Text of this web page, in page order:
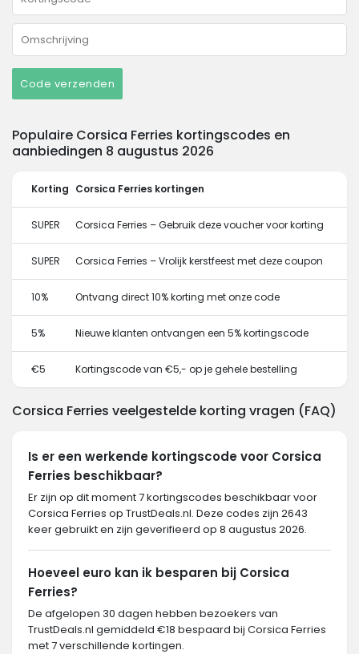
Code verzenden
Populaire Corsica Ferries kortingscodes en
aanbiedingen 8 augustus 2026
Korting Corsica Ferries kortingen
SUPER Corsica Ferries – Gebruik deze voucher voor korting
SUPER Corsica Ferries – Vrolijk kerstfeest met deze coupon
10% Ontvang direct 10% korting met onze code
5% Nieuwe klanten ontvangen een 5% kortingscode
€5 Kortingscode van €5,- op je gehele bestelling
Corsica Ferries veelgestelde korting vragen (FAQ)
Is er een werkende kortingscode voor Corsica
Ferries beschikbaar?
Er zijn op dit moment 7 kortingscodes beschikbaar voor
Corsica Ferries op TrustDeals.nl. Deze codes zijn 2643
keer gebruikt en zijn geverifieerd op 8 augustus 2026.
Hoeveel euro kan ik besparen bij Corsica
Ferries?
De afgelopen 30 dagen hebben bezoekers van
TrustDeals.nl gemiddeld €18 bespaard bij Corsica Ferries
met 7 verschillende kortingen.